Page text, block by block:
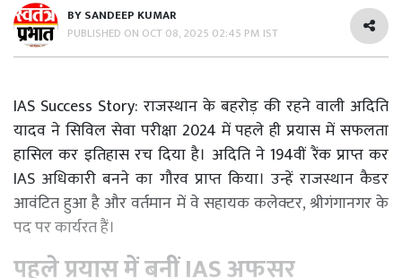
BYSANDEEP KUMAR
PUBLISHED ON OCT 08, 2025 02:45 PM IST
IAS Success Story: राजस्थान के बहरोड़ की रहने वाली अदिति
यादव ने सिविल सेवा परीक्षा2024 मेंपहले ही प्रयास में सफलता
हासिल कर इतिहास रच दिया है। अदिति ने194वींरैंक प्राप्त कर
IAS अधिकारी बनने का गौरव प्राप्त किया। उन्हें राजस्थान कैडर
आवंटितहुआहैऔरवर्तमान मेंवेसहायककलेक्टर,श्रीगंगानगरके
पद पर कार्यरत हैं।
पहले प्रयास में बनींIAS अफसर